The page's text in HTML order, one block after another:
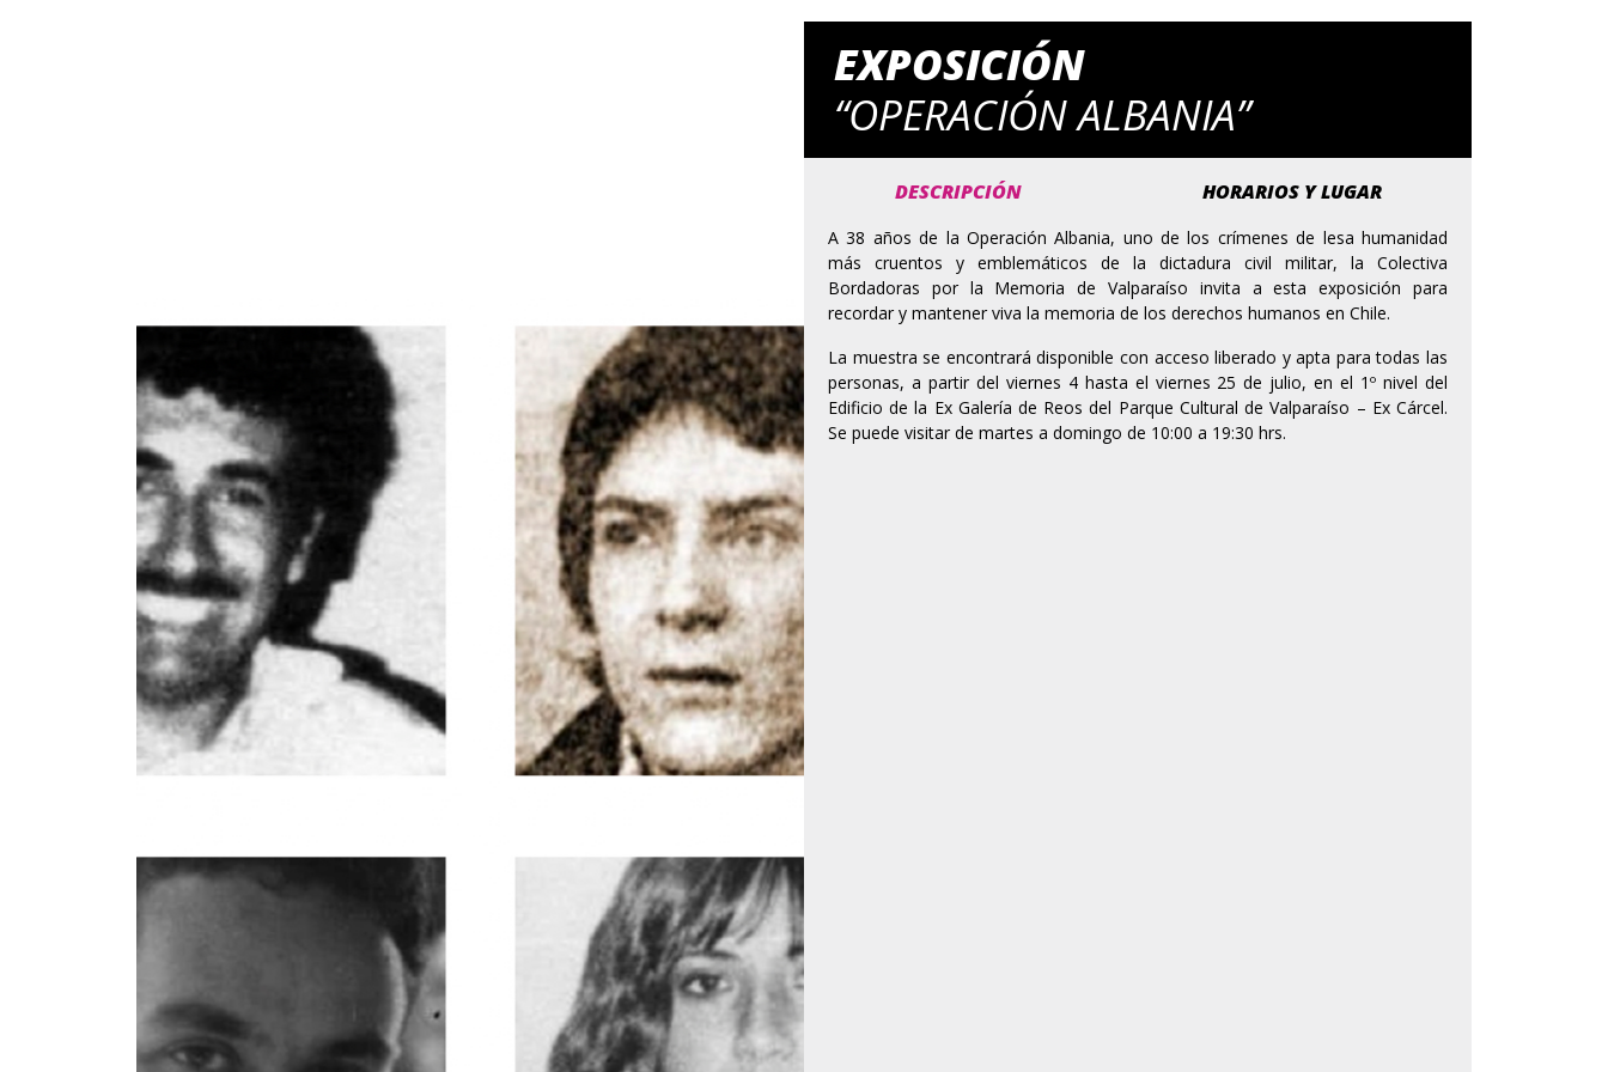
EXPOSICIÓN
“OPERACIÓN ALBANIA”
DESCRIPCIÓN HORARIOS Y LUGAR
A 38 años de la Operación Albania, uno de los crímenes de lesa humanidad
más cruentos y emblemáticos de la dictadura civil militar, la Colectiva
Bordadoras por la Memoria de Valparaíso invita a esta exposición para
recordar y mantener viva la memoria de los derechos humanos en Chile.
La muestra se encontrará disponible con acceso liberado y apta para todas las
personas, a partir del viernes 4 hasta el viernes 25 de julio, en el 1º nivel del
Edificio de la Ex Galería de Reos del Parque Cultural de Valparaíso – Ex Cárcel.
Se puede visitar de martes a domingo de 10:00 a 19:30 hrs.